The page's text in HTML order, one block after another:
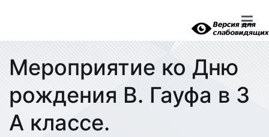
Мероприятие ко Дню
рождения В. Гауфа в 3
А классе.